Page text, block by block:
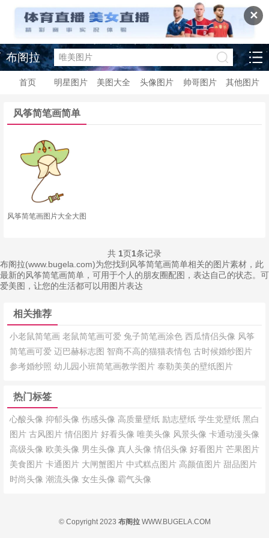
✕
布阁拉
首页 明星图片 美图大全 头像图片 帅哥图片 其他图片
风筝简笔画简单
风筝简笔画图片大全大图
共 1页1条记录
布阁拉(www.bugela.com)为您找到风筝简笔画简单相关的图片素材，此
最新的风筝简笔画简单，可用于个人的朋友圈配图，表达自己的状态。可
爱美图，让您的生活都可以用图片表达
相关推荐
小老鼠简笔画 老鼠简笔画可爱 兔子简笔画涂色 西瓜情侣头像 风筝
简笔画可爱 迈巴赫标志图 智商不高的猫猫表情包 古时候婚纱图片
参考婚纱照 幼儿园小班简笔画教学图片 泰勒美美的壁纸图片
热门标签
心酸头像 抑郁头像 伤感头像 高质量壁纸 励志壁纸 学生党壁纸 黑白
图片 古风图片 情侣图片 好看头像 唯美头像 风景头像 卡通动漫头像
高级头像 欧美头像 男生头像 真人头像 情侣头像 好看图片 芒果图片
美食图片 卡通图片 大闸蟹图片 中式糕点图片 高颜值图片 甜品图片
时尚头像 潮流头像 女生头像 霸气头像
© Copyright 2023 布阁拉WWW.BUGELA.COM